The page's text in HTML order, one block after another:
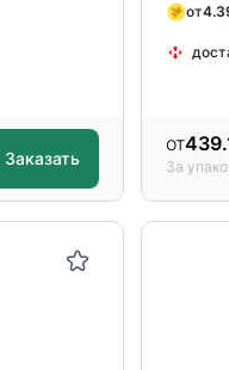
Заказать
от
от
За